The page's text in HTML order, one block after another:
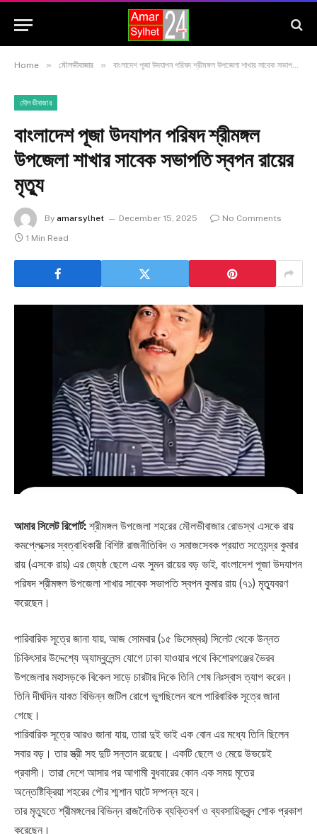
Home » মৌলভীবাজার » বাংলাদেশ পূজা উদযাপন পরিষদ শ্রীমঙ্গল উপজেলা শাখার সাবেক সভাপতি স্বপন রায়ের মৃত্যু
মৌলভীবাজার
বাংলাদেশ পূজা উদযাপন পরিষদ শ্রীমঙ্গল
উপজেলা শাখার সাবেক সভাপতি স্বপন রায়ের
মৃত্যু
By amarsylhet December 15, 2025
No Comments
1 Min Read
আমার সিলেট রিপোর্ট:শ্রীমঙ্গল উপজেলা শহরের মৌলভীবাজার রোডস্থ এসকে রায়
কমপ্লেক্সের স্বত্বাধিকারী বিশিষ্ট রাজনীতিবিদ ও সমাজসেবক প্রয়াত সত্যেন্দ্র কুমার
রায় (এসকে রায়) এর জ্যেষ্ঠ ছেলে এবং সুমন রায়ের বড় ভাই, বাংলাদেশ পূজা উদযাপন
পরিষদ শ্রীমঙ্গল উপজেলা শাখার সাবেক সভাপতি স্বপন কুমার রায় (৭১) মৃত্যুবরণ
করেছেন।
পারিবারিক সূত্রে জানা যায়, আজ সোমবার (১৫ ডিসেম্বর) সিলেট থেকে উন্নত
চিকিৎসার উদ্দেশ্যে অ্যাম্বুলেন্স যোগে ঢাকা যাওয়ার পথে কিশোরগঞ্জের ভৈরব
উপজেলার মহাসড়কে বিকেল সাড়ে চারটার দিকে তিনি শেষ নিঃস্বাস ত্যাগ করেন।
তিনি দীর্ঘদিন যাবত বিভিন্ন জটিল রোগে ভুগছিলেন বলে পারিবারিক সূত্রে জানা
গেছে।
পারিবারিক সূত্রে আরও জানা যায়, তারা দুই ভাই এক বোন এর মধ্যে তিনি ছিলেন
সবার বড়। তার স্ত্রী সহ দুটি সন্তান রয়েছে। একটি ছেলে ও মেয়ে উভয়েই
প্রবাসী। তারা দেশে আসার পর আগামী বুধবারের কোন এক সময় মৃতের
অন্তেষ্টিক্রিয়া শহরের পৌর শ্মশান ঘাটে সম্পন্ন হবে।
তার মৃত্যুতে শ্রীমঙ্গলের বিভিন্ন রাজনৈতিক ব্যক্তিবর্গ ও ব্যবসায়িকবৃন্দ শোক প্রকাশ
করেছেন।